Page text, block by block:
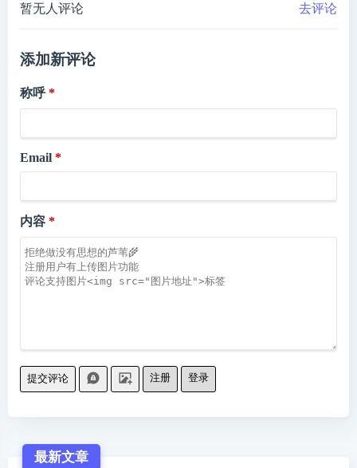
暂无人评论 去评论
添加新评论
称呼
Email
内容
提交评论 注册 登录
最新文章